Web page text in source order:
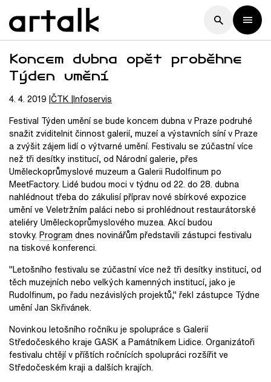
Koncem dubna opět proběhne
Týden umění
4. 4. 2019 ČTK Infoservis
Festival Týden umění se bude koncem dubna v Praze podruhé
snažit zviditelnit činnost galerií, muzeí a výstavních síní v Praze
a zvýšit zájem lidí o výtvarné umění. Festivalu se zúčastní více
než tři desítky institucí, od Národní galerie, přes
Uměleckoprůmyslové muzeum a Galerii Rudolfinum po
MeetFactory. Lidé budou moci v týdnu od 22. do 28. dubna
nahlédnout třeba do zákulisí příprav nové sbírkové expozice
umění ve Veletržním paláci nebo si prohlédnout restaurátorské
ateliéry Uměleckoprůmyslového muzea. Akcí budou
stovky. Program dnes novinářům představili zástupci festivalu
na tiskové konferenci.
"Letošního festivalu se zúčastní více než tři desítky institucí, od
těch muzejních nebo velkých kamenných institucí, jako je
Rudolfinum, po řadu nezávislých projektů," řekl zástupce Týdne
umění Jan Skřivánek.
Novinkou letošního ročníku je spolupráce s Galerií
Středočeského kraje GASK a Památníkem Lidice. Organizátoři
festivalu chtějí v příštích ročnících spolupráci rozšířit ve
Středočeském kraji a dalších krajích.